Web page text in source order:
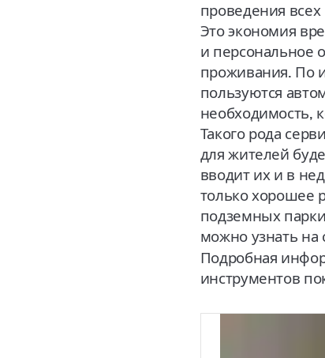
проведения
Это экономия
и персональное
проживания. По
пользуются
необходимость,
Такого рода
для жителей
вводит их и в
только хорошее
подземных
можно узнать на
Подробная
инструментов